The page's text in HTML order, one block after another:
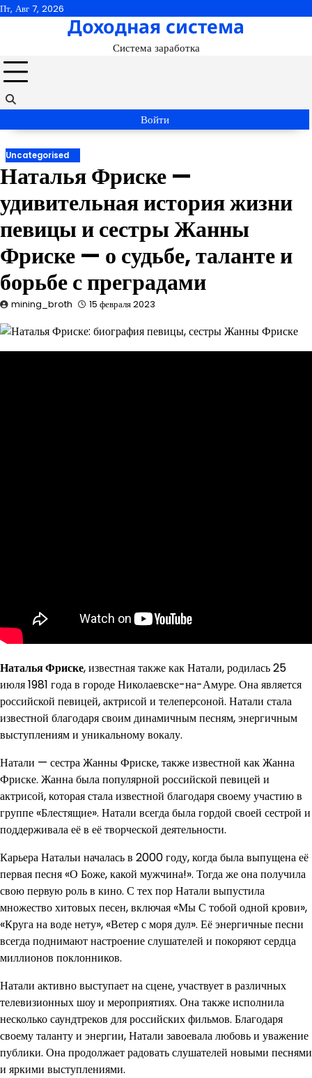
Перейти
Пт, Авг 7, 2026
Доходная система
Система заработка
Войти
Uncategorised
Наталья Фриске —
удивительная история жизни
певицы и сестры Жанны
Фриске — о судьбе, таланте и
борьбе с преградами
mining_broth 15 февраля 2023
Наталья Фриске, известная также как Натали, родилась 25
июля 1981 года в городе Николаевске-на-Амуре. Она является
российской певицей, актрисой и телеперсоной. Натали стала
известной благодаря своим динамичным песням, энергичным
выступлениям и уникальному вокалу.
Натали — сестра Жанны Фриске, также известной как Жанна
Фриске. Жанна была популярной российской певицей и
актрисой, которая стала известной благодаря своему участию в
группе «Блестящие». Натали всегда была гордой своей сестрой и
поддерживала её в её творческой деятельности.
Карьера Натальи началась в 2000 году, когда была выпущена её
первая песня «О Боже, какой мужчина!». Тогда же она получила
свою первую роль в кино. С тех пор Натали выпустила
множество хитовых песен, включая «Мы С тобой одной крови»,
«Круга на воде нету», «Ветер с моря дул». Её энергичные песни
всегда поднимают настроение слушателей и покоряют сердца
миллионов поклонников.
Натали активно выступает на сцене, участвует в различных
телевизионных шоу и мероприятиях. Она также исполнила
несколько саундтреков для российских фильмов. Благодаря
своему таланту и энергии, Натали завоевала любовь и уважение
публики. Она продолжает радовать слушателей новыми песнями
и яркими выступлениями.